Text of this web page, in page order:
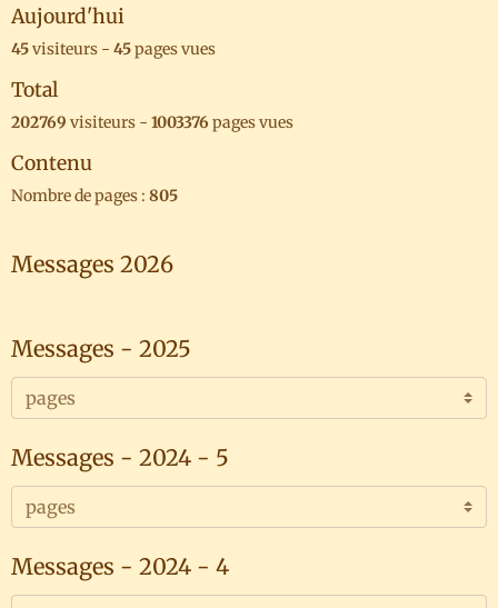
Aujourd'hui
45visiteurs - 45pages vues
Total
202769 visiteurs - 1003376 pages vues
Contenu
Nombre de pages : 805
Messages 2026
Messages - 2025
Messages - 2024 - 5
Messages - 2024 - 4